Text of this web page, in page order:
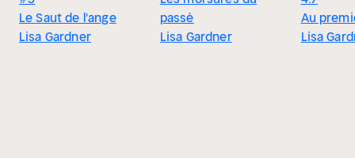
Le Saut de l'ange
Lisa Gardner
passé
Lisa Gardner
Au
Lisa